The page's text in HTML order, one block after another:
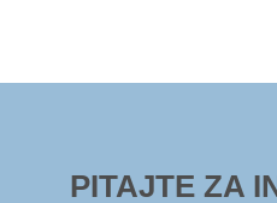
PITAJTE ZA